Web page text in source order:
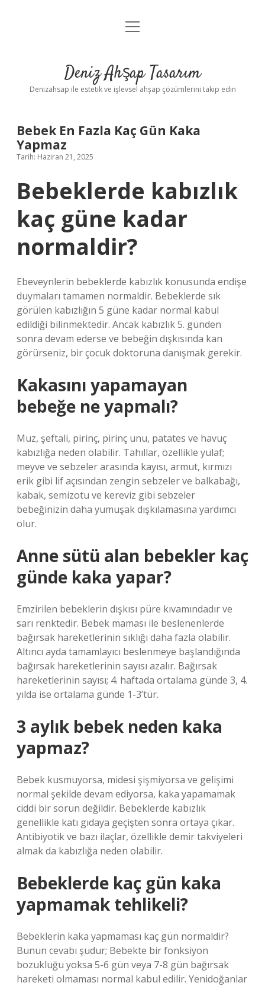
Anasayfa
Yasal Uyarı
menüyü
Deniz Ahşap Tasarım
Denizahsap ile estetik ve işlevsel ahşap çözümlerini takip edin
Bebek En Fazla Kaç Gün Kaka
Yapmaz
Tarih: Haziran 21, 2025
Bebeklerde kabızlık
kaç güne kadar
normaldir?
Ebeveynlerin bebeklerde kabızlık konusunda endişe
duymaları tamamen normaldir. Bebeklerde sık
görülen kabızlığın 5 güne kadar normal kabul
edildiği bilinmektedir. Ancak kabızlık 5. günden
sonra devam ederse ve bebeğin dışkısında kan
görürseniz, bir çocuk doktoruna danışmak gerekir.
Kakasını yapamayan
bebeğe ne yapmalı?
Muz, şeftali, pirinç, pirinç unu, patates ve havuç
kabızlığa neden olabilir. Tahıllar, özellikle yulaf;
meyve ve sebzeler arasında kayısı, armut, kırmızı
erik gibi lif açısından zengin sebzeler ve balkabağı,
kabak, semizotu ve kereviz gibi sebzeler
bebeğinizin daha yumuşak dışkılamasına yardımcı
olur.
Anne sütü alan bebekler kaç
günde kaka yapar?
Emzirilen bebeklerin dışkısı püre kıvamındadır ve
sarı renktedir. Bebek maması ile beslenenlerde
bağırsak hareketlerinin sıklığı daha fazla olabilir.
Altıncı ayda tamamlayıcı beslenmeye başlandığında
bağırsak hareketlerinin sayısı azalır. Bağırsak
hareketlerinin sayısı; 4. haftada ortalama günde 3, 4.
yılda ise ortalama günde 1-3’tür.
3 aylık bebek neden kaka
yapmaz?
Bebek kusmuyorsa, midesi şişmiyorsa ve gelişimi
normal şekilde devam ediyorsa, kaka yapamamak
ciddi bir sorun değildir. Bebeklerde kabızlık
genellikle katı gıdaya geçişten sonra ortaya çıkar.
Antibiyotik ve bazı ilaçlar, özellikle demir takviyeleri
almak da kabızlığa neden olabilir.
Bebeklerde kaç gün kaka
yapmamak tehlikeli?
Bebeklerin kaka yapmaması kaç gün normaldir?
Bunun cevabı şudur; Bebekte bir fonksiyon
bozukluğu yoksa 5-6 gün veya 7-8 gün bağırsak
hareketi olmaması normal kabul edilir. Yenidoğanlar